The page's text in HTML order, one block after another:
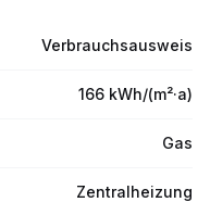
Verbrauchsausweis
166 kWh/(m²·a)
Gas
Zentralheizung